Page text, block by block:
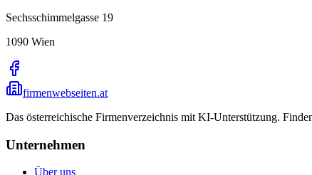
Sechsschimmelgasse 19
1090 Wien
firmenwebseiten.at
Das österreichische Firmenverzeichnis mit KI-Unterstützung.
Unternehmen
Über uns